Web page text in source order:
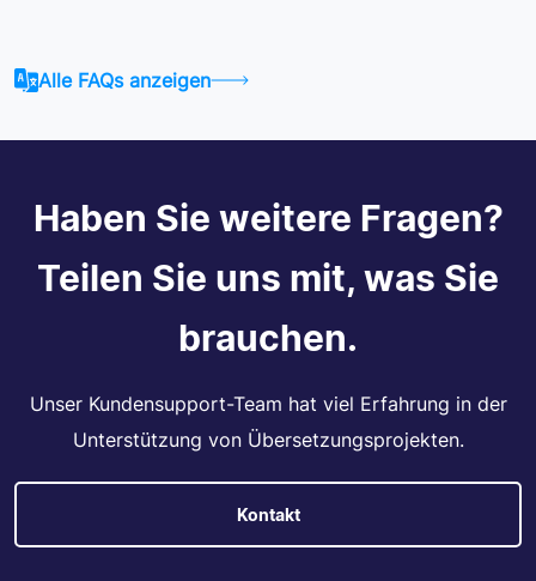
Alle FAQs anzeigen
Haben Sie weitere Fragen?
Teilen Sie uns mit, was Sie
brauchen.
Unser Kundensupport-Team hat viel Erfahrung in der
Unterstützung von Übersetzungsprojekten.
Kontakt